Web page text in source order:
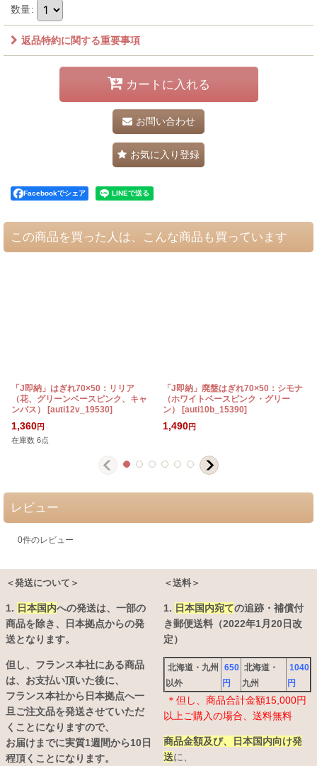
数量:
返品特約に関する重要事項
カートに入れる
お問い合わせ
お気に入り登録
Facebookでシェア
この商品を買った人は、こんな商品も買っています
「J即納」はぎれ70×50：リリア
（花、グリーンベースピンク、キャ
ンバス）
[auti12v_19530]
1,360円
在庫数 6点
「J即納」廃盤はぎれ70×50：シモナ
（ホワイトベースピンク・グリー
ン）
[auti10b_15390]
1,490円
レビュー
0件のレビュー
＜発送について＞
1. 日本国内への発送は、 一部の
商品を除き、日本拠点からの発
送となります。
但し、フランス本社にある商品
は、お支払い頂いた後に、
フランス本社から日本拠点へ一
旦ご注文品を発送させていただ
くことになりますので、
お届けまでに実質1週間から10日
程頂くことになります。
＜送料＞
1. 日本国内宛ての追跡・補償付
き郵便送料（2022年1月20日改
定）
北海道・九州
以外
650
円
北海道・
九州
1040
円
＊但し、商品合計金額15,000円
以上ご購入の場合、送料無料
商品金額及び、日本国内向け発
送に、